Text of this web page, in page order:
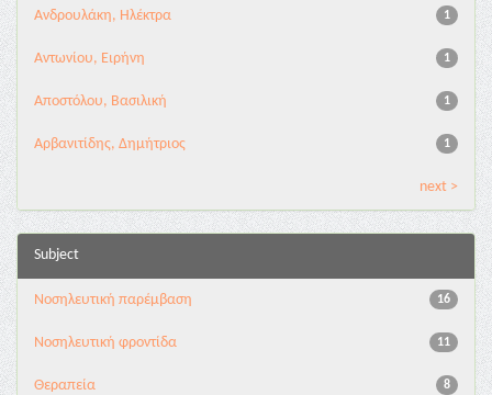
1
Ανδρουλάκη, Ηλέκτρα
1
Αντωνίου, Ειρήνη
1
Αποστόλου, Βασιλική
1
Αρβανιτίδης, Δημήτριος
next >
Subject
16
Νοσηλευτική παρέμβαση
11
Νοσηλευτική φροντίδα
8
Θεραπεία